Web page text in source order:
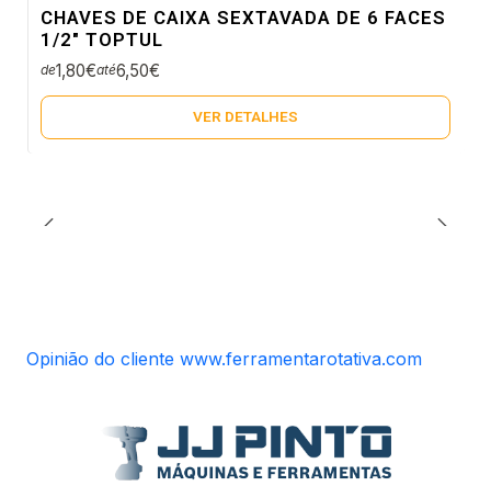
Não Disponível
CHAVES DE CAIXA SEXTAVADA DE 6 FACES
1/2" TOPTUL
de1,80€até6,50€
VER DETALHES
Opinião do cliente www.ferramentarotativa.com